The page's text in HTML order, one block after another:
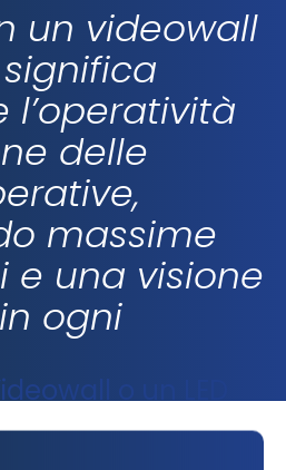
un videowall
significa
l’operatività
delle
massime
e una visione
ogni
o un LED